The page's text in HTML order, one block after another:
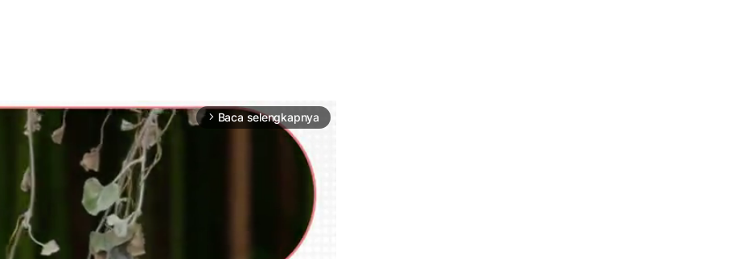
arrow_forward_ios Baca selengkapnya